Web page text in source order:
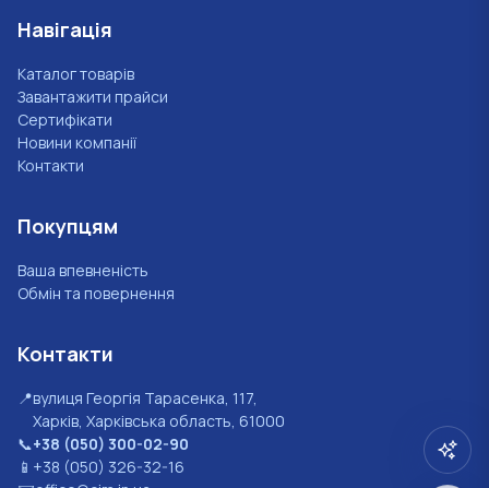
Навігація
Каталог товарів
Завантажити прайси
Сертифікати
Новини компанії
Контакти
Покупцям
Ваша впевненість
Обмін та повернення
Контакти
📍вулиця Георгія Тарасенка, 117,
Харків, Харківська область, 61000
📞+38 (050) 300-02-90
📱 +38 (050) 326-32-16